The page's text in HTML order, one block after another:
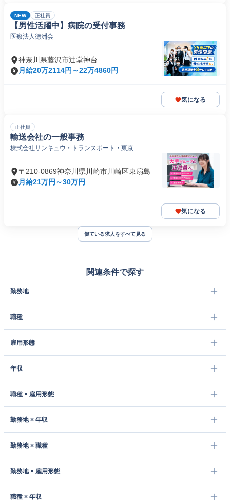
NEW 正社員
【男性活躍中】病院の受付事務
医療法人徳洲会
神奈川県藤沢市辻堂神台
月給20万2114円～22万4860円
気になる
正社員
輸送会社の一般事務
株式会社サンキュウ・トランスポート・東京
〒210-0869神奈川県川崎市川崎区東扇島
月給21万円～30万円
気になる
似ている求人をすべて見る
関連条件で探す
勤務地
職種
雇用形態
年収
職種 × 雇用形態
勤務地 × 年収
勤務地 × 職種
勤務地 × 雇用形態
職種 × 年収